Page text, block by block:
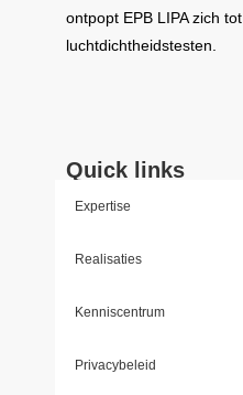
ontpopt EPB LIPAzich tot
luchtdichtheidstesten.
Quick links
Expertise
Realisaties
Kenniscentrum
Privacybeleid